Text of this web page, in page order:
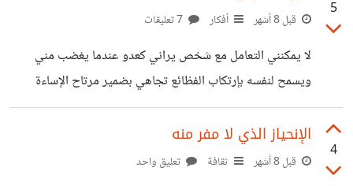
مخلوق من مخلوقات الله، وإختبار من إختباراته، وسقته الماء
وسؤالي هو هل تلك التصرفات الصغيرة التي نقوم بها، بدون أن
نعطيها قيمة، وبدون
5
قبل 8 أشهر أفكار
لا يمكنني التعامل مع شخص يراني كعدو عندما يغضب مني
ويسمح لنفسه بإرتكاب الفظائع تجاهي بضمير مرتاح الإساءة
والغضب والخلاف هي اللحظات التي تخبرني من أنت وكيف
تراني حقا هل تراني كيان شيطاني يستحق أقسى أشكال العقاب
أم تراني الشخص الذي تحبه ولا تستطيع سوى أن تترفق به حتى
4
الإنحياز الذي لا مفر منه
قبل 8 أشهر ثقافة تعليق واحد